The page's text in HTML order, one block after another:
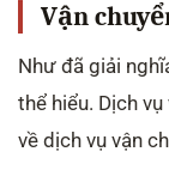
Vận
Như đã giải
thể hiểu. Dịch
về dịch vụ vận